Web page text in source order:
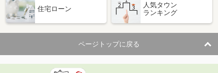
住 所
高知県高知市南宝永町
専有面積 36.33m²
間取り
1K
高知県高知市一宮
住宅ローン
人気タウン
ランキング
ページトップに戻る